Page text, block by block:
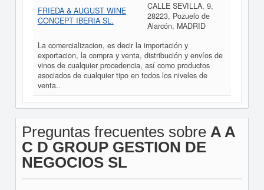
FRIEDA & AUGUST WINE
CONCEPT IBERIA SL.
CALLE SEVILLA, 9,
28223, Pozuelo de
Alarcón, MADRID
La comercializacion, es decir la importación y
exportacion, la compra y venta, distribución y envíos de
vinos de cualquier procedencia, así como productos
asociados de cualquier tipo en todos los niveles de
venta..
Preguntas frecuentes sobre A A
C D GROUP GESTION DE
NEGOCIOS SL